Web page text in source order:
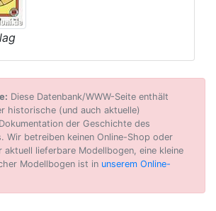
Diese Datenbank/WWW-Seite enthält
historische (und auch aktuelle)
der Geschichte des
Wir betreiben keinen Online-Shop oder
aktuell lieferbare Modellbogen, eine kleine
Modellbogen ist in unserem Online-